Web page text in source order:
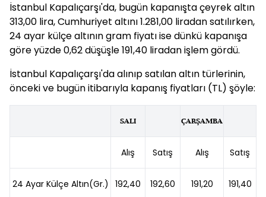
İstanbul Kapalıçarşı'da, bugün kapanışta çeyrek altın
313,00 lira, Cumhuriyet altını 1.281,00 liradan satılırken,
24 ayar külçe altının gram fiyatı ise dünkü kapanışa
göre yüzde 0,62 düşüşle 191,40 liradan işlem gördü.
İstanbul Kapalıçarşı'da alınıp satılan altın türlerinin,
önceki ve bugün itibarıyla kapanış fiyatları (TL) şöyle:
SALI ÇARŞAMBA
Alış Satış Alış Satış
24 Ayar Külçe Altın(Gr.) 192,40 192,60 191,20 191,40